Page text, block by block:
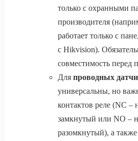
только с охранными
производителя
работает только с
с Hikvision).
совместимость перед
Для проводных
универсальны, но
контактов реле (NC –
замкнутый или NO –
разомкнутый), а